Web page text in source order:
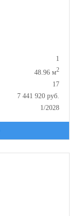
1
48.96 м2
17
7 441 920 руб.
1/2028